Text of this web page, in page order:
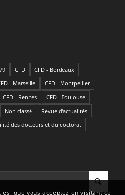
CFD
CFD - Bordeaux
- Marseille
CFD - Montpellier
CFD - Rennes
CFD - Toulouse
Non classé
Revue d'actualités
des docteurs et du doctorat
que vous acceptez en visitant ce